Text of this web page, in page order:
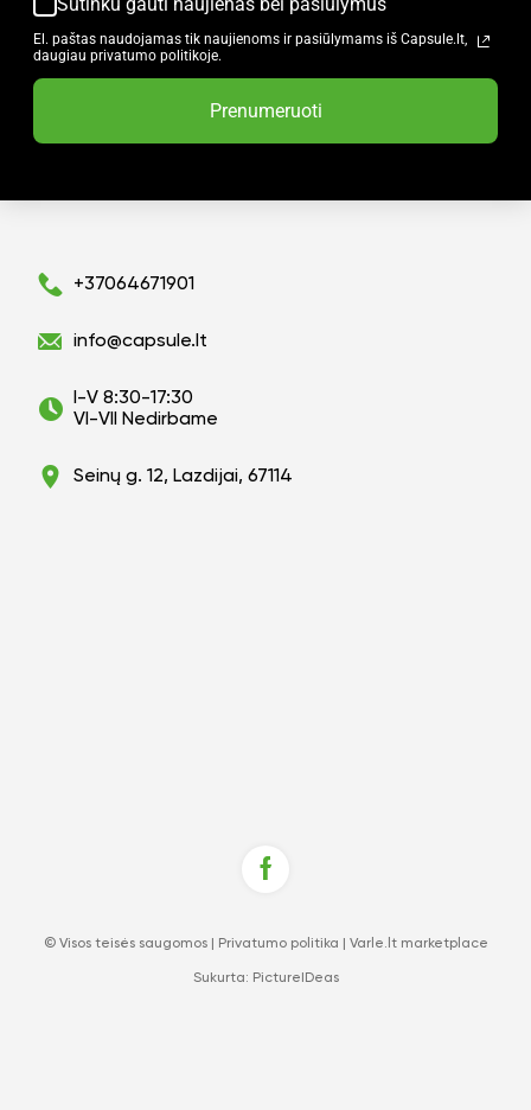
Sutinku gauti naujienas bei pasiūlymus
El. paštas naudojamas tik naujienoms ir pasiūlymams iš Capsule.lt,
daugiau privatumo politikoje.
Prenumeruoti
+37064671901
info@capsule.lt
I-V 8:30-17:30
VI-VII Nedirbame
Seinų g. 12, Lazdijai, 67114
© Visos teisės saugomos | Privatumo politika Varle.lt marketplace
Sukurta: PictureIDeas